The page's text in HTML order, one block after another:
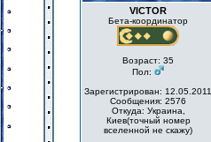
VICTOR
Бета-координатор
Возраст: 35
Пол:
Зарегистрирован: 12.05.2011
Сообщения: 2576
Откуда: Украина,
Киев(точный номер
вселенной не скажу)